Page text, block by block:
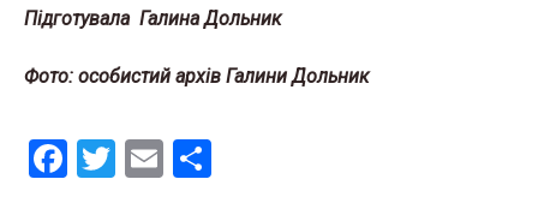
Підготувала Галина Дольник
Фото: особистий архів Галини Дольник
F
T
E